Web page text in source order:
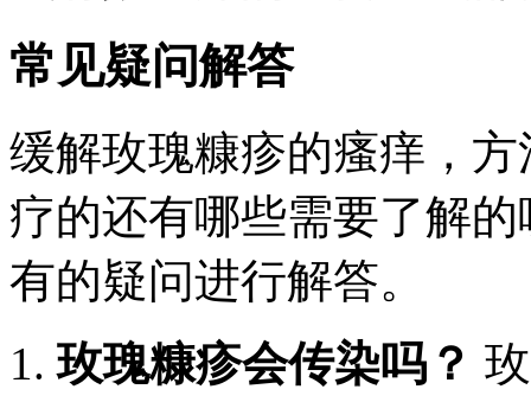
常见疑问解答
缓解玫瑰糠疹的瘙痒，
疗的还有哪些需要了解
有的疑问进行解答。
1.玫瑰糠疹会传染吗？